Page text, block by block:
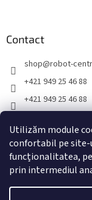
Utilizăm module
confortabil pe
funcționalitatea,
prin intermediul
Contact
shop@robot-
+421 949 25 46 88
+421 949 25 46 88
toprobot.sk